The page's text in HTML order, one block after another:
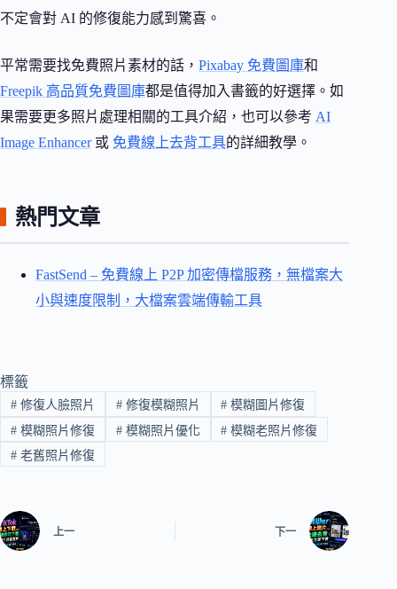
不定會對 AI 的修復能力感到驚喜。
平常需要找免費照片素材的話， Pixabay 免費圖庫和
Freepik 高品質免費圖庫都是值得加入書籤的好選擇。如
果需要更多照片處理相關的工具介紹，也可以參考 AI
Image Enhancer或 免費線上去背工具的詳細教學。
熱門文章
FastSend – 免費線上 P2P 加密傳檔服務，無檔案大
小與速度限制，大檔案雲端傳輸工具
標籤
#修復人臉照片 #修復模糊照片 # 模糊圖片修復
#模糊照片修復 #模糊照片優化 # 模糊老照片修復
#老舊照片修復
上一 下一